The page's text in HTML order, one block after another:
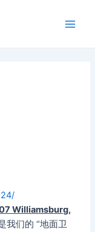
Williamsburg,
我们的 “地面卫